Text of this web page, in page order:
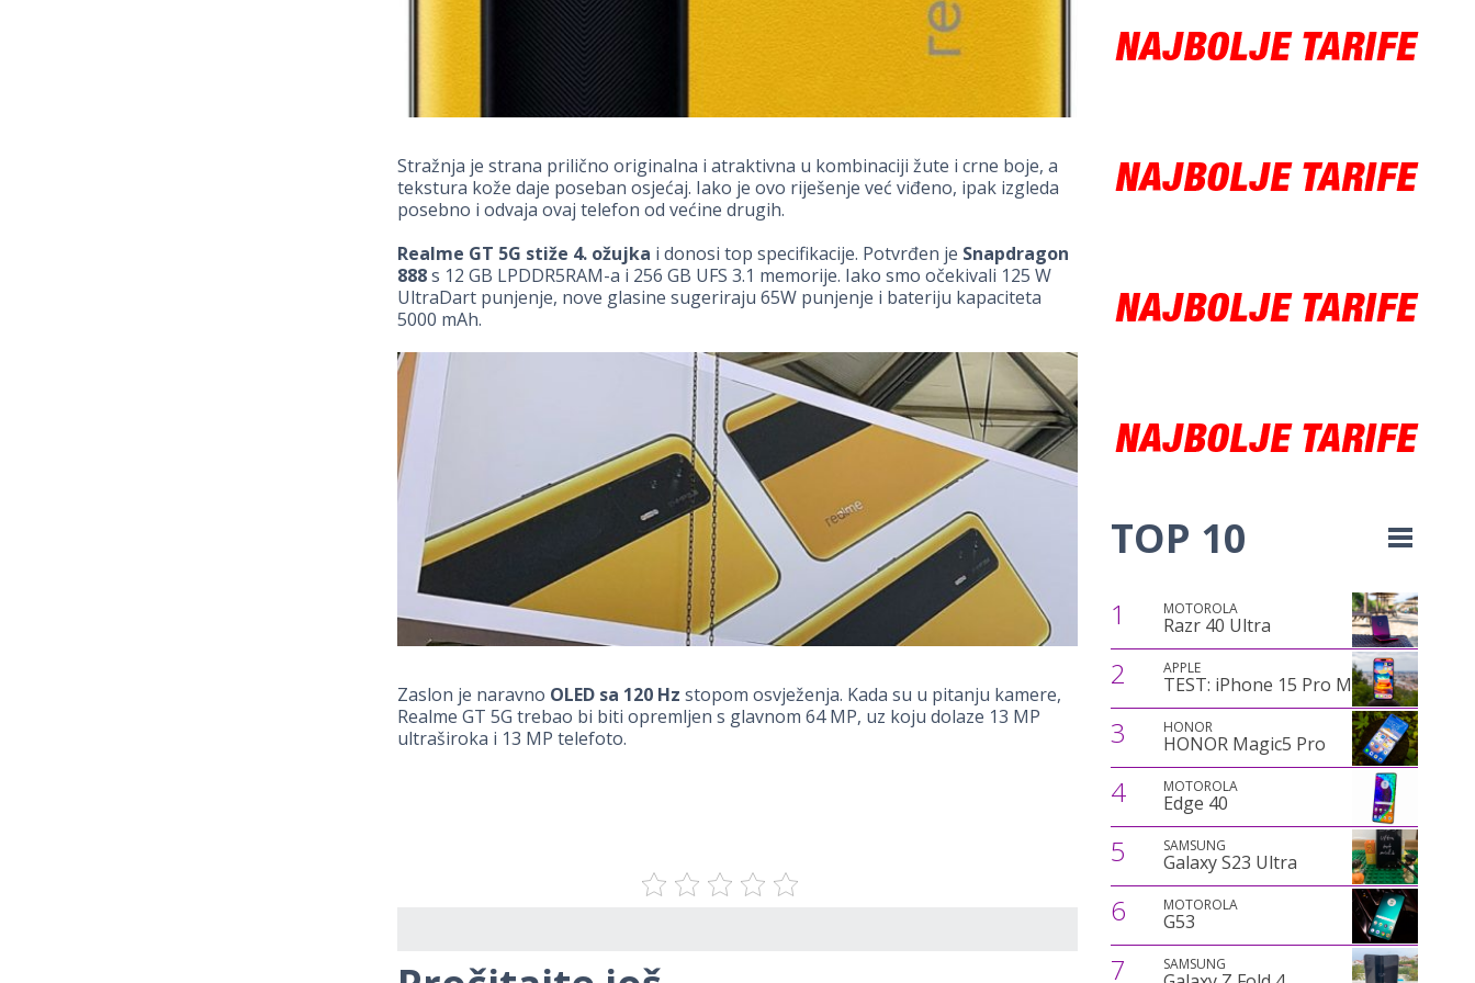
Stražnja je strana prilično originalna i atraktivna u kombinaciji žute i crne boje, a
tekstura kože daje poseban osjećaj. Iako je ovo riješenje već viđeno, ipak izgleda
posebno i odvaja ovaj telefon od većine drugih.
Realme GT 5G stiže 4. ožujka i donosi top specifikacije. Potvrđen je Snapdragon
888s 12 GB LPDDR5RAM-a i 256 GB UFS 3.1 memorije. Iako smo očekivali 125 W
UltraDart punjenje, nove glasine sugeriraju 65W punjenje i bateriju kapaciteta
5000 mAh.
Zaslon je naravno OLED sa 120 Hz stopom osvježenja. Kada su u pitanju kamere,
Realme GT 5G trebao bi biti opremljen s glavnom 64 MP, uz koju dolaze 13 MP
ultraširoka i 13 MP telefoto.
TOP 10
1 MOTOROLA
Razr 40 Ultra
2 APPLE
TEST: iPhone 15 Pro Max
3 HONOR
HONOR Magic5 Pro
4 MOTOROLA
Edge 40
5 SAMSUNG
Galaxy S23 Ultra
6 MOTOROLA
G53
7 SAMSUNG